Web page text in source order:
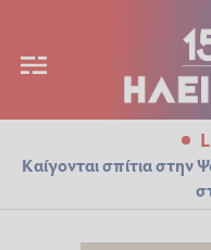
Καίγονται σπίτια στην